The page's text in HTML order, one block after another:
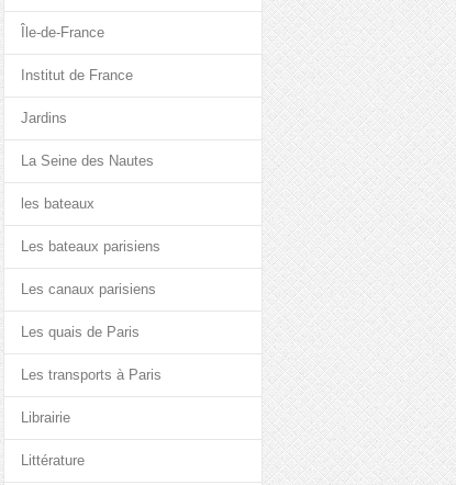
Île-de-France
Institut de France
Jardins
La Seine des Nautes
les bateaux
Les bateaux parisiens
Les canaux parisiens
Les quais de Paris
Les transports à Paris
Librairie
Littérature